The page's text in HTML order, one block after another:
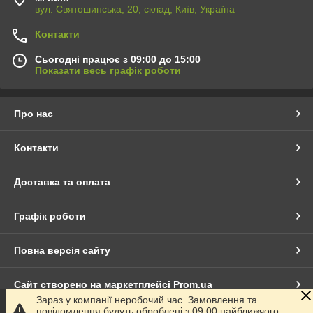
вул. Святошинська, 20, склад, Київ, Україна
Контакти
Сьогодні працює з 09:00 до 15:00
Показати весь графік роботи
Про нас
Контакти
Доставка та оплата
Графік роботи
Повна версія сайту
Сайт створено на маркетплейсі Prom.ua
Зараз у компанії неробочий час. Замовлення та